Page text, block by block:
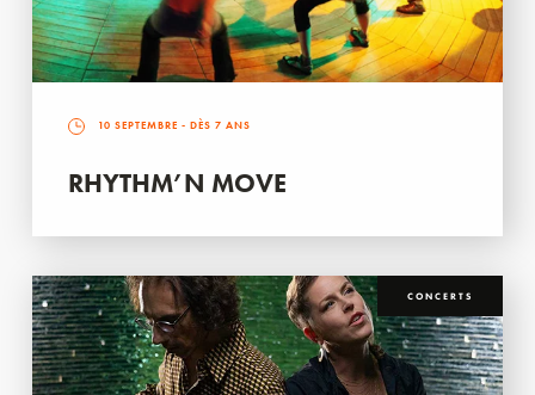
10 SEPTEMBRE - DÈS 7 ANS
RHYTHM’N MOVE
CONCERTS